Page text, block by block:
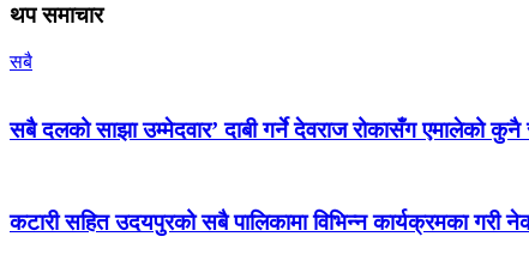
थप समाचार
सबै
सबै दलको साझा उम्मेदवार’ दाबी गर्ने देवराज रोकासँग एमालेको
कटारी सहित उदयपुरको सबै पालिकामा विभिन्न कार्यक्रमका गरी